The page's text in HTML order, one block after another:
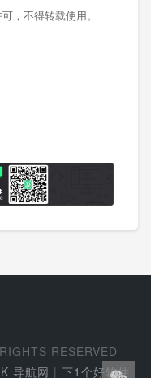
，不得转载使用。
RESERVED
导航网 | 下1个好软件